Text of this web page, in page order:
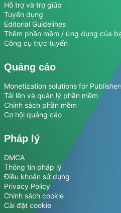
Hỗ trợ và trợ giúp
Tuyển dụng
Editorial Guidelines
Thêm phần mềm / ứng dụng của
Công cụ trực tuyến
Quảng cáo
Monetization solutions for
Tải lên và quản lý phần mềm
Chính sách phần mềm
Cơ hội quảng cáo
Pháp lý
DMCA
Thông tin pháp lý
Điều khoản sử dụng
Privacy Policy
Chính sách cookie
Cài đặt cookie